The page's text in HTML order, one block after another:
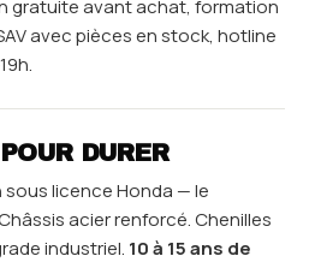
gratuite avant achat, formation
avec pièces en stock, hotline
DURER
licence Honda — le
acier renforcé. Chenilles
industriel. 10 à 15 ans de